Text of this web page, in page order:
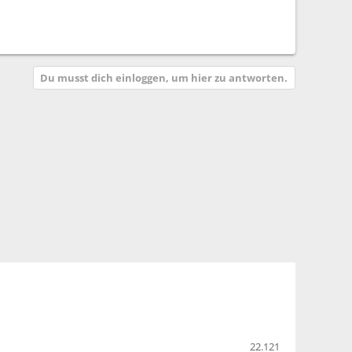
Du musst dich einloggen, um hier zu antworten.
22.121